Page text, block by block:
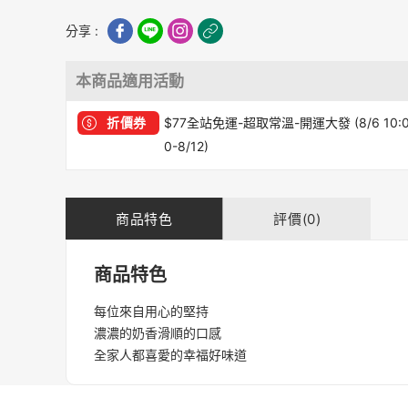
分享 :
本商品適用活動
折價券
$77全站免運-超取常溫-開運大發 (8/6 10:0
0-8/12)
商品特色 評價(0)
商品特色
每位來自用心的堅持
濃濃的奶香滑順的口感
全家人都喜愛的幸福好味道